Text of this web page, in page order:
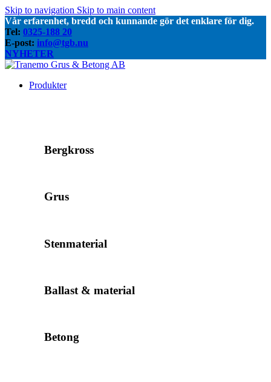
Skip to navigation Skip to main content
Vår erfarenhet, bredd och kunnande gör det enklare för dig.
Tel: 0325-188 20
E-post: info@tgb.nu
NYHETER
Produkter
Bergkross
Grus
Stenmaterial
Ballast & material
Betong